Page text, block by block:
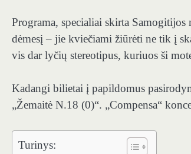
Programa, specialiai skirta
dėmesį – jie kviečiami žiūrėti ne tik į
vis dar lyčių stereotipus, kuriuos ši
Kadangi bilietai į papildomus
„Žemaitė N.18 (0)“. „Compensa“
Turinys: